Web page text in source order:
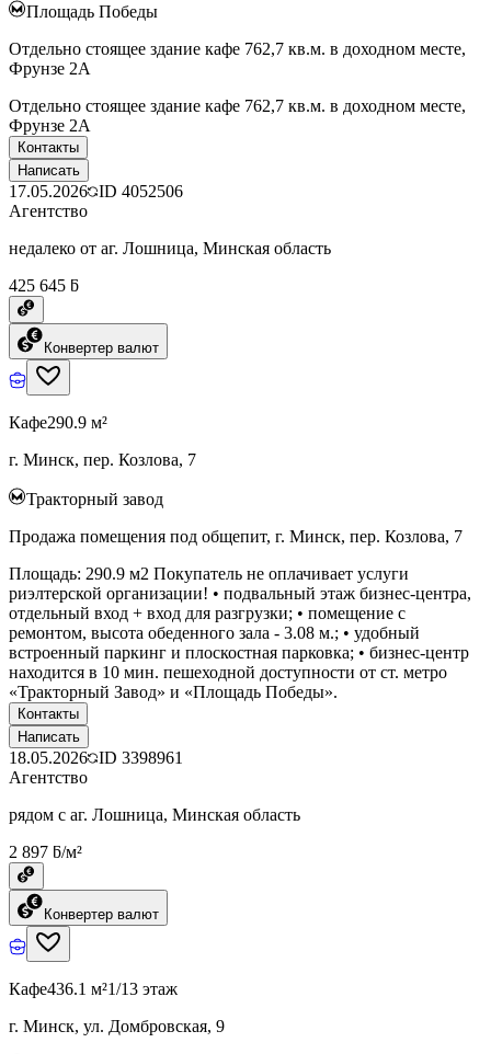
Площадь Победы
Отдельно стоящее здание кафе 762,7 кв.м. в доходном месте,
Фрунзе 2А
Отдельно стоящее здание кафе 762,7 кв.м. в доходном месте,
Фрунзе 2А
Контакты
Написать
17.05.2026 ID 4052506
Агентство
недалеко от аг. Лошница, Минская область
425 645 ƃ
Конвертер валют
Кафе290.9 м²
г. Минск, пер. Козлова, 7
Тракторный завод
Продажа помещения под общепит, г. Минск, пер. Козлова, 7
Площадь: 290.9 м2 Покупатель не оплачивает услуги
риэлтерской организации! • подвальный этаж бизнес-центра,
отдельный вход + вход для разгрузки; • помещение с
ремонтом, высота обеденного зала - 3.08 м.; • удобный
встроенный паркинг и плоскостная парковка; • бизнес-центр
находится в 10 мин. пешеходной доступности от ст. метро
«Тракторный Завод» и «Площадь Победы».
Контакты
Написать
18.05.2026 ID 3398961
Агентство
рядом с аг. Лошница, Минская область
2 897 ƃ/м²
Конвертер валют
Кафе436.1 м²1/13 этаж
г. Минск, ул. Домбровская, 9